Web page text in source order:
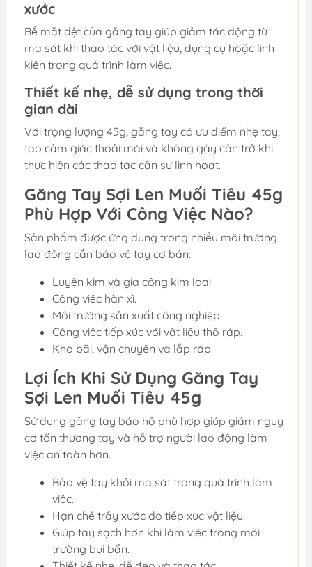
xước
Bề mặt dệt của găng tay giúp giảm tác động từ
ma sát khi thao tác với vật liệu, dụng cụ hoặc linh
kiện trong quá trình làm việc.
Thiết kế nhẹ, dễ sử dụng trong thời
gian dài
Với trọng lượng 45g, găng tay có ưu điểm nhẹ tay,
tạo cảm giác thoải mái và không gây cản trở khi
thực hiện các thao tác cần sự linh hoạt.
Găng Tay Sợi Len Muối Tiêu 45g
Phù Hợp Với Công Việc Nào?
Sản phẩm được ứng dụng trong nhiều môi trường
lao động cần bảo vệ tay cơ bản:
Luyện kim và gia công kim loại.
Công việc hàn xì.
Môi trường sản xuất công nghiệp.
Công việc tiếp xúc với vật liệu thô ráp.
Kho bãi, vận chuyển và lắp ráp.
Lợi Ích Khi Sử Dụng Găng Tay
Sợi Len Muối Tiêu 45g
Sử dụng găng tay bảo hộ phù hợp giúp giảm nguy
cơ tổn thương tay và hỗ trợ người lao động làm
việc an toàn hơn.
Bảo vệ tay khỏi ma sát trong quá trình làm
việc.
Hạn chế trầy xước do tiếp xúc vật liệu.
Giúp tay sạch hơn khi làm việc trong môi
trường bụi bẩn.